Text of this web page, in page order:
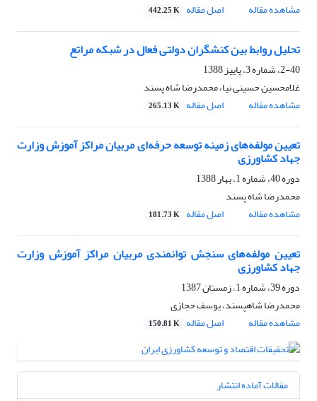
مشاهده مقاله
اصل مقاله 442.25 K
تحلیل روابط بین کنشگران دولتی فعال در شبکه مراتع
2-40، شماره 3، پاییز 1388
غلامحسین حسینی نیا، محمدرضا شاه پسند
مشاهده مقاله
اصل مقاله 265.13 K
تعیین مولفه‌های زمینه توسعه حرفه‌ای مربیان مراکز آموزش وزارت
جهاد کشاورزی
دوره 40، شماره 1، بهار 1388
محمدرضا شاه پسند
مشاهده مقاله
اصل مقاله 181.73 K
تعیین مولفه‌های سنجش توانمندی مربیان مراکز آموزش وزارت
جهاد کشاورزی
دوره 39، شماره 1، زمستان 1387
محمدرضا شاهپسند، یوسف حجازی
مشاهده مقاله
اصل مقاله 150.81 K
مقالات آماده انتشار